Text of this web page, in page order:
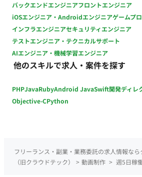
・動画編集（本募集）：1名 ■開発環境 ・プログラミング：
Adobe Premiere Pro ■働き方 ・稼働量：週5日 ・リモート稼
働：フルリモート ・フレックス稼働：可能
バックエンドエンジニアフロントエンジニア
iOSエンジニア・Androidエンジニアゲームプ
インフラエンジニアセキュリティエンジニア
テストエンジニア・テクニカルサポート
AIエンジニア・機械学習エンジニア
他のスキルで求人・案件を探す
PHPJavaRubyAndroid JavaSwift開発ディレ
Objective-CPython
フリーランス・副業・業務委託の求人情報な
（旧クラウドテック）
> 動画制作 > 週5日稼